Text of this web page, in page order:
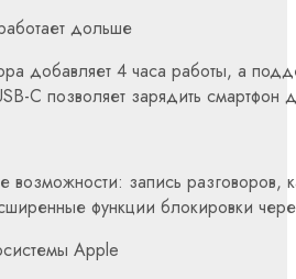
дольше
добавляет 4 часа работы, а
C позволяет зарядить смартфон
возможности: запись разговоров,
функции блокировки
Apple